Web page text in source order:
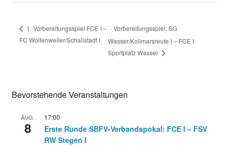
1. Vorbereitungsspiel FCE I –
FC Wolfenweiler/Schallstadt I
Vorbereitungsspiel: SG
Wasser/Kollmarsreute I – FCE I
Sportplatz Wasser
Bevorstehende Veranstaltungen
AUG.
8
17:00
Erste Runde SBFV-Verbandspokal: FCE I – FSV
RW Stegen I